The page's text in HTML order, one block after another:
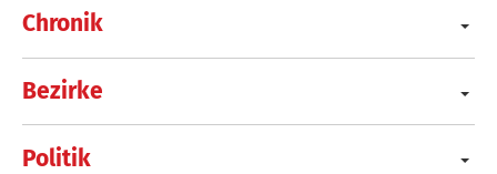
Chronik
Bezirke
Politik